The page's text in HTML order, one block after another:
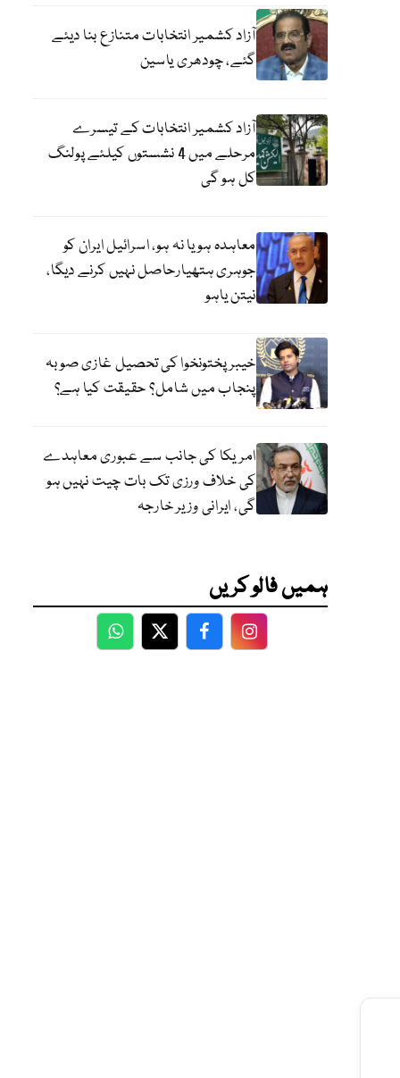
آزاد کشمیر انتخابات متنازع بنا دیئے
گئے، چودھری یاسین
آزاد کشمیر انتخابات کے تیسرے
مرحلے میں 4 نشستوں کیلئے پولنگ
کل ہو گی
معاہدہ ہو یا نہ ہو، اسرائیل ایران کو
جوہری ہتھیارحاصل نہیں کرنے دیگا،
نیتن یاہو
خیبر پختونخوا کی تحصیل غازی صوبہ
پنجاب میں شامل؟ حقیقت کیا ہے؟
امریکا کی جانب سے عبوری معاہدے
کی خلاف ورزی تک بات چیت نہیں ہو
گی، ایرانی وزیر خارجہ
ہمیں فالو کریں
WhatsApp
TwitterFacebookFacebook